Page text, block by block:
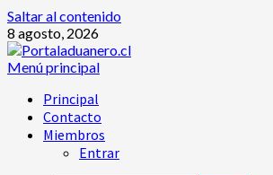
Saltar al contenido
8 agosto, 2026
Menú principal
Principal
Contacto
Miembros
Entrar